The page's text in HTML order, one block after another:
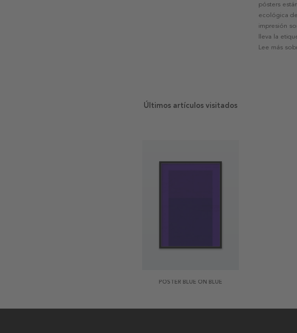
pósters
ecológica
impresión
lleva la
Lee más
Últimos artículos visitados
POSTER BLUE ON BLUE